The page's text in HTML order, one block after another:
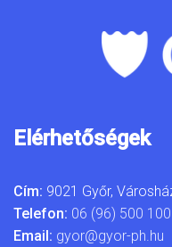
Elérhetőségek
Cím: 9021 Győr,
Telefon: 06 (96) 500 100
Email: gyor@gyor-ph.hu